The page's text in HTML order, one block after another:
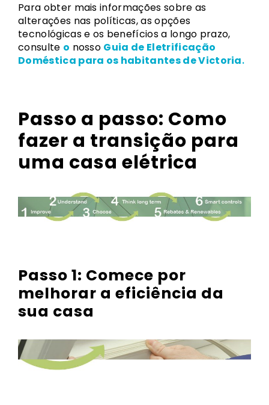
Para obter mais informações sobre as
alterações nas políticas, as opções
tecnológicas e os benefícios a longo prazo,
consulte o nosso Guia de Eletrificação
Doméstica para os habitantes de Victoria.
Passo a passo: Como
fazer a transição para
uma casa elétrica
Passo 1: Comece por
melhorar a eficiência da
sua casa